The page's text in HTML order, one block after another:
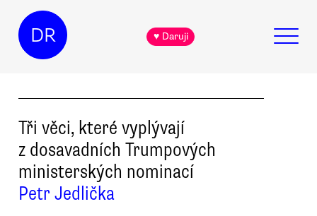
DR ♥ Daruji
Tři věci, které vyplývají
z dosavadních Trumpových
ministerských nominací
Petr Jedlička